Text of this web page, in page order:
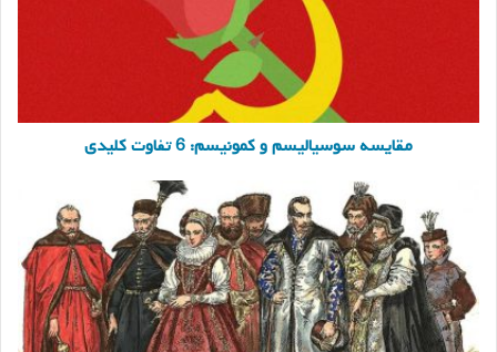
مقایسه سوسیالیسم و کمونیسم: 6 تفاوت کلیدی
آریستوکراسی
الیگارشی